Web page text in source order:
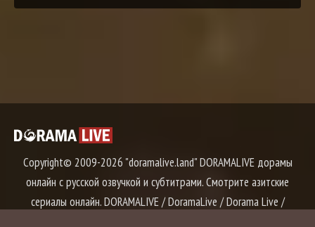
Copyright© 2009-2026 "doramalive.land" DORAMALIVE дорамы
онлайн с русской озвучкой и субтитрами. Смотрите азитские
сериалы онлайн. DORAMALIVE / DoramaLive / Dorama Live /